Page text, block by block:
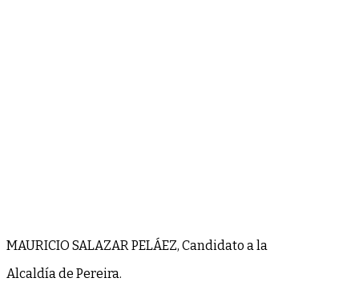
MAURICIO SALAZAR PELÁEZ, Candidato a la
Alcaldía de Pereira.